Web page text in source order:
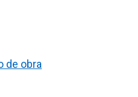
de obra